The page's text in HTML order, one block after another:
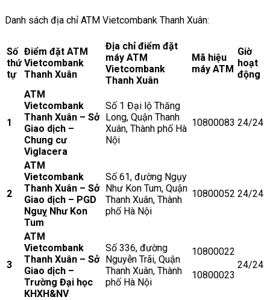
Danh sách địa chỉ ATM Vietcombank Thanh Xuân:
Số
thứ
tự
Điểm đặt ATM
Vietcombank
Thanh Xuân
Địa chỉ điểm đặt
máy ATM
Vietcombank
Thanh Xuân
Mã hiệu
máy ATM
Giờ
hoạt
động
1
ATM
Vietcombank
Thanh Xuân – Sở
Giao dịch –
Chung cư
Viglacera
Số 1 Đại lộ Thăng
Long, Quận Thanh
Xuân, Thành phố Hà
Nội
10800083 24/24
2
ATM
Vietcombank
Thanh Xuân – Sở
Giao dịch – PGD
Nguỵ Như Kon
Tum
Số 61, đường Ngụy
Như Kon Tum, Quận
Thanh Xuân, Thành
phố Hà Nội
10800052 24/24
3
ATM
Vietcombank
Thanh Xuân – Sở
Giao dịch –
Trường Đại học
KHXH&NV
Số 336, đường
Nguyễn Trãi, Quận
Thanh Xuân, Thành
phố Hà Nội
10800022
10800023
24/24